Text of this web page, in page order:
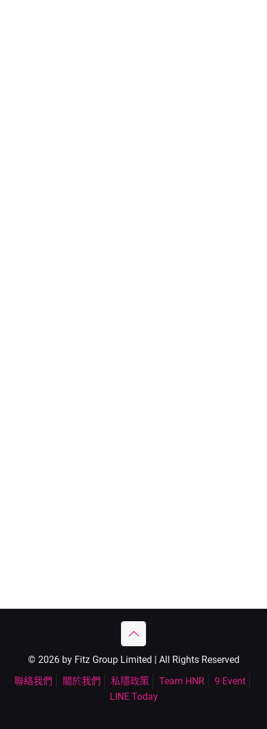
© 2026 by Fitz Group Limited | All Rights Reserved
聯絡我們
關於我們 私隱政策 Team HNR
9 Event
LINE Today